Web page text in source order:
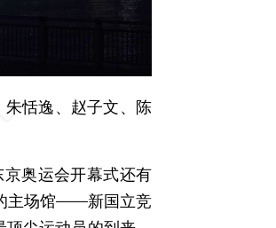
恬逸、赵子文、陈
奥运会开幕式还有
主场馆——新国立竞